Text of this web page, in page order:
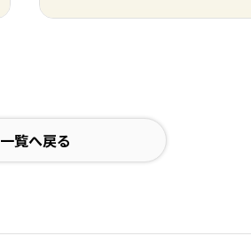
一覧へ戻る